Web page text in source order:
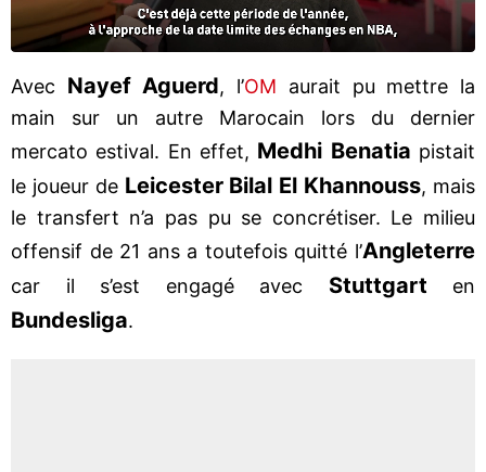
Avec Nayef Aguerd, l’OM aurait pu mettre la
main sur un autre Marocain lors du dernier
mercato estival. En effet, Medhi Benatia pistait
le joueur de Leicester Bilal El Khannouss, mais
le transfert n’a pas pu se concrétiser. Le milieu
offensif de 21 ans a toutefois quitté l’Angleterre
car il s’est engagé avec Stuttgart en
Bundesliga.